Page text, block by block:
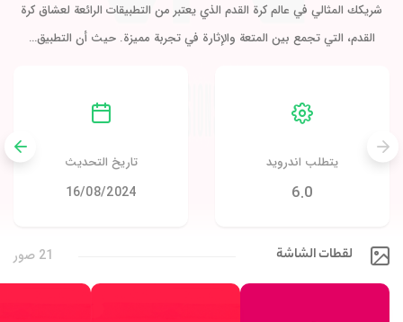
شريكك المثالي في عالم كرة القدم الذي يعتبر من التطبيقات الرائعة لعشاق كرة
القدم، التي تجمع بين المتعة والإثارة في تجربة مميزة. حيث أن التطبيق…
يتطلب اندرويد
6.0
تاريخ التحديث
16/08/2024
لقطات الشاشة 21 صور